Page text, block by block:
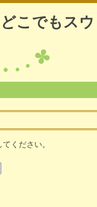
どこでもス
ください。